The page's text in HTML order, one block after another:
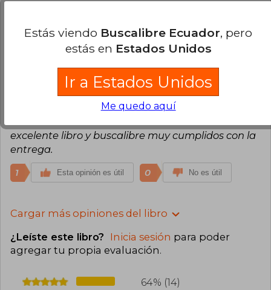
Compra Verificada
Excelente libro
Martes 05 de Mayo, 2020
excelente libro y buscalibre muy cumplidos con la
entrega.
1 Esta opinión es útil 0 No es útil
Cargar más opiniones del libro
¿Leíste este libro? Inicia sesión para poder
agregar tu propia evaluación.
64% (14)
Estás viendo Buscalibre Ecuador, pero
estás en Estados Unidos
Ir a Estados Unidos
Me quedo aquí